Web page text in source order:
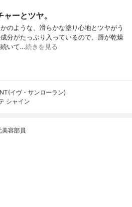
ーとツヤ。
のような、滑らかな塗り心地とツヤがう
分がたっぷり入っているので、唇が乾燥
続いて…続きを見る
イヴ・サンローラン)
シャイン
美容部員